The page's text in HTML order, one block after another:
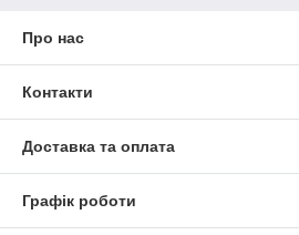
Про нас
Контакти
Доставка та оплата
Графік роботи